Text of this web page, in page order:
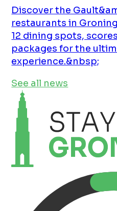
Discover the
restaurants in
12 dining spots,
packages for the
experience.&nbsp;
See all news